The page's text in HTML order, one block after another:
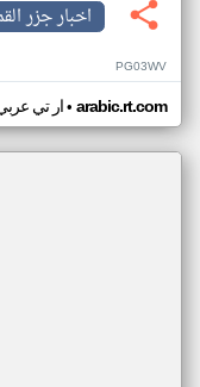
اخبار جزر
PG03WV
ار تي• arabic.rt.com